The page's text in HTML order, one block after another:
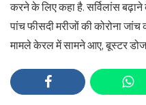
करने के लिए कहा है. सर्विलांस
पांच फीसदी मरीजों की कोरोना
मामले केरल में सामने आए, बूस्टर